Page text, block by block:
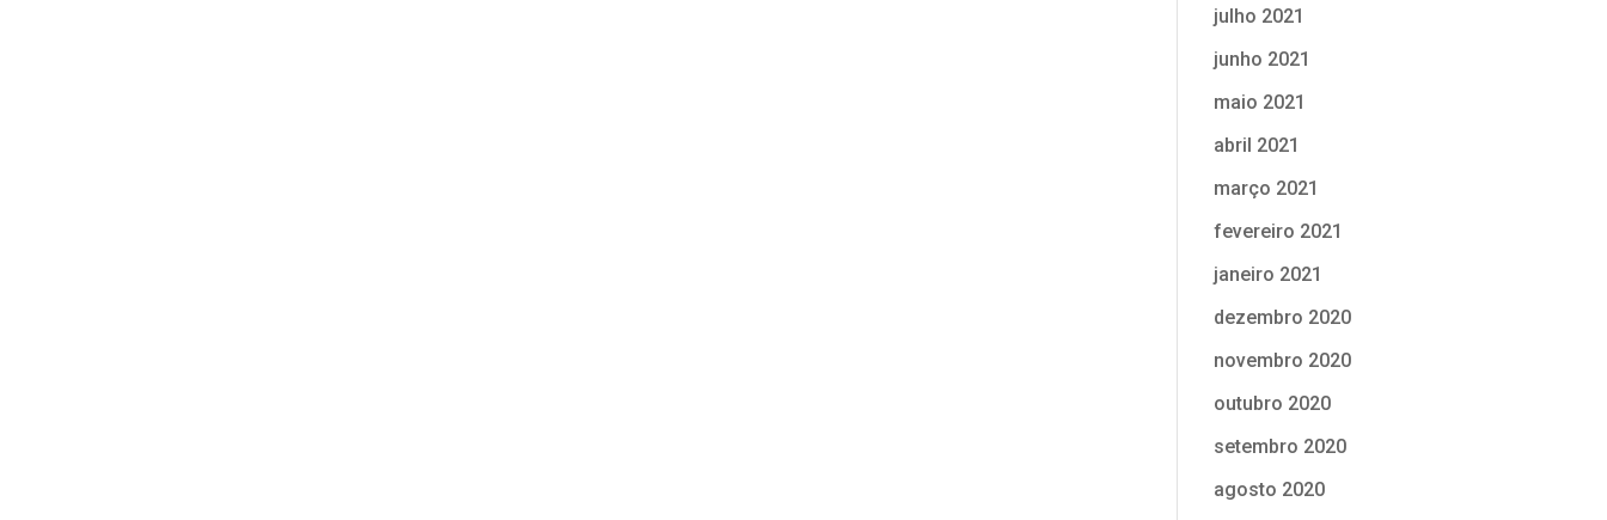
julho 2021
junho 2021
maio 2021
abril 2021
março 2021
fevereiro 2021
janeiro 2021
dezembro 2020
novembro 2020
outubro 2020
setembro 2020
agosto 2020